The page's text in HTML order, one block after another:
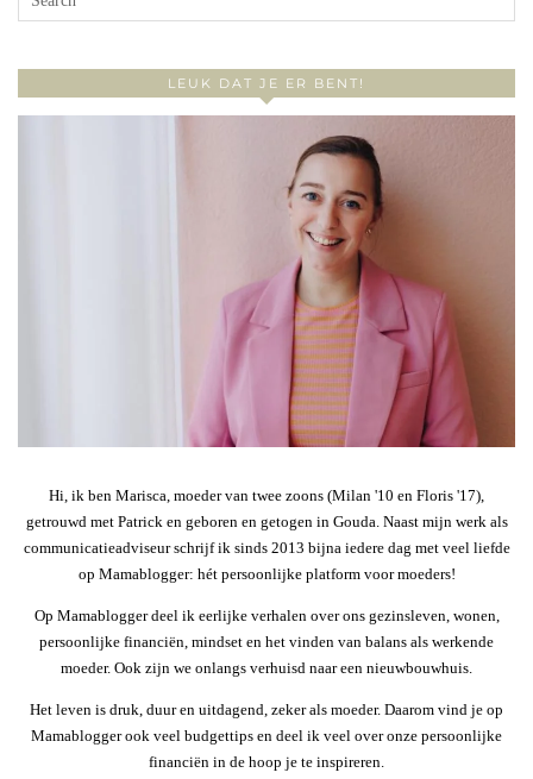
LEUK DAT JE ER BENT!
Hi, ik ben Marisca, moeder van twee zoons (Milan '10 en Floris '17),
getrouwd met Patrick en geboren en getogen in Gouda. Naast mijn werk als
communicatieadviseur schrijf ik sinds 2013 bijna iedere dag met veel liefde
op Mamablogger: hét persoonlijke platform voor moeders!
Op Mamablogger deel ik eerlijke verhalen over ons gezinsleven, wonen,
persoonlijke financiën, mindset en het vinden van balans als werkende
moeder. Ook zijn we onlangs verhuisd naar een nieuwbouwhuis.
Het leven is druk, duur en uitdagend, zeker als moeder. Daarom vind je op
Mamablogger ook veel budgettips en deel ik veel over onze persoonlijke
financiën in de hoop je te inspireren.